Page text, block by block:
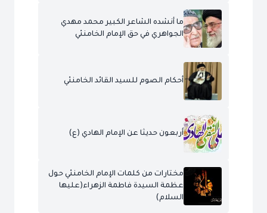
ما أنشده الشاعر الكبير محمد مهدي
الجواهري في حق الإمام الخامنئي
أحكام الصوم للسيد القائد الخامنئي
أربعون حديثا عن الإمام الهادي (ع)
مختارات من كلمات الإمام الخامنئي حول
عظمة السيدة فاطمة الزهراء(عليها
السلام)